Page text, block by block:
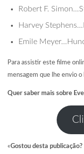
Robert F.
Harvey
Emile
Para assistir este filme
mensagem que lhe envio o
Quer saber mais sobre
«Gostou desta